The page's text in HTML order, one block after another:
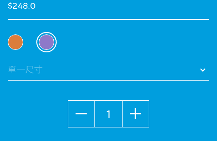
$248.0
選擇 顏色
selected